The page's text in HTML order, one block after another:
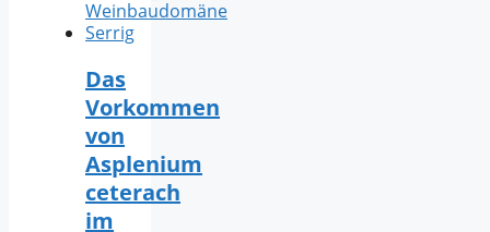
Das
Vorkommen
von
Asplenium
ceterach
im